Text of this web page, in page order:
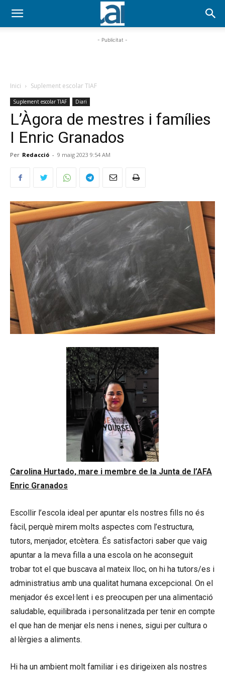
- Publicitat -
Inici Suplement escolar TIAF
Suplement escolar TIAF Diari
L’Àgora de mestres i famílies
I Enric Granados
Per Redacció - 9 maig 2023 9:54 AM
Carolina Hurtado, mare i membre de la Junta de l’AFA
Enric Granados
Escollir l’escola ideal per apuntar els nostres fills no és
fàcil, perquè mirem molts aspectes com l’estructura,
tutors, menjador, etcètera. És satisfactori saber que vaig
apuntar a la meva filla a una escola on he aconseguit
trobar tot el que buscava al mateix lloc, on hi ha tutors/es i
administratius amb una qualitat humana excepcional. On el
menjador és excel·lent i es preocupen per una alimentació
saludable, equilibrada i personalitzada per tenir en compte
el que han de menjar els nens i nenes, sigui per cultura o
al·lèrgies a aliments.
Hi ha un ambient molt familiar i es dirigeixen als nostres